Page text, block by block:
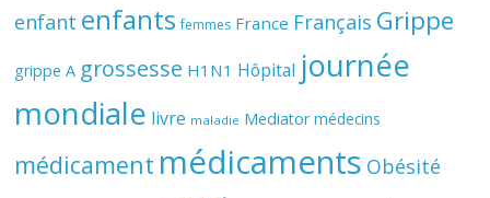
enfant enfants femmes France Français Grippe
grippe A grossesse H1N1 Hôpital journée
mondiale livre maladie Mediator médecins
médicament médicaments Obésité